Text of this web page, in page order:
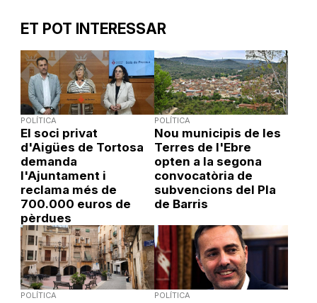
ET POT INTERESSAR
POLÍTICA
El soci privat
d'Aigües de Tortosa
demanda
l'Ajuntament i
reclama més de
700.000 euros de
pèrdues
POLÍTICA
Nou municipis de les
Terres de l'Ebre
opten a la segona
convocatòria de
subvencions del Pla
de Barris
POLÍTICA POLÍTICA